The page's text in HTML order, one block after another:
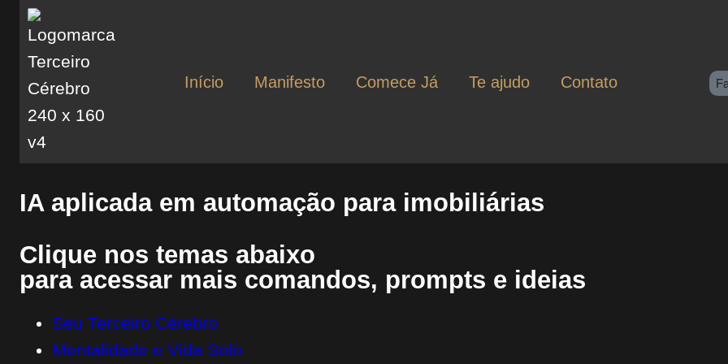
Início Manifesto Comece Já Te ajudo Contato
IA aplicada em automação para imobiliárias
Clique nos temas abaixo
para acessar mais comandos, prompts e ideias
Seu Terceiro Cérebro
Mentalidade e Vida Solo